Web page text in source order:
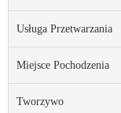
Usługa Przetwarzania
Miejsce Pochodzenia
Tworzywo